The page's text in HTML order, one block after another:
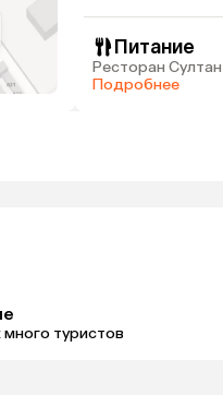
Питание
Ресторан
Подробнее
туристов